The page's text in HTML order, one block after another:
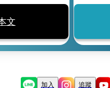
文
加入 追蹤